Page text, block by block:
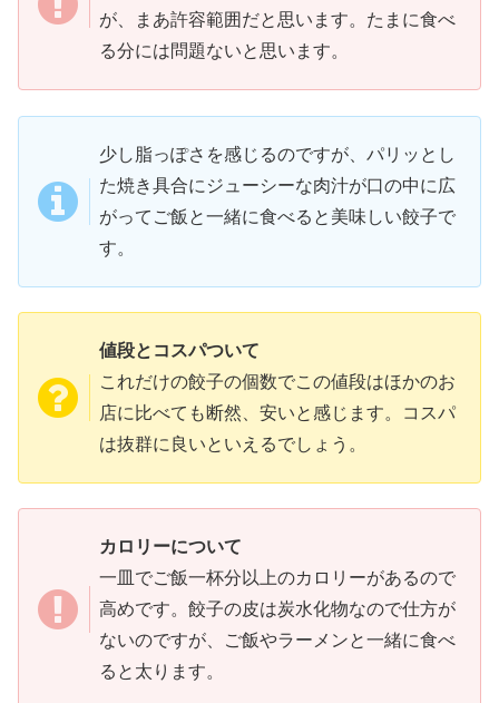
が、まあ許容範囲だと思います。たまに食べ
る分には問題ないと思います。
少し脂っぽさを感じるのですが、パリッとし
た焼き具合にジューシーな肉汁が口の中に広
がってご飯と一緒に食べると美味しい餃子で
す。
値段とコスパついて
これだけの餃子の個数でこの値段はほかのお
店に比べても断然、安いと感じます。コスパ
は抜群に良いといえるでしょう。
カロリーについて
一皿でご飯一杯分以上のカロリーがあるので
高めです。餃子の皮は炭水化物なので仕方が
ないのですが、ご飯やラーメンと一緒に食べ
ると太ります。